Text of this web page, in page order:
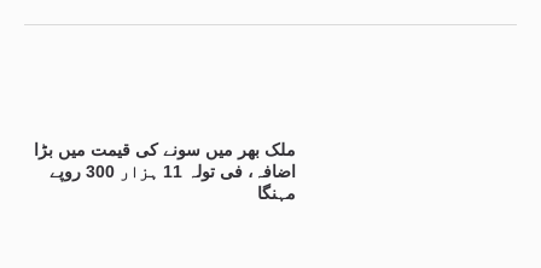
ملک بھر میں سونے کی قیمت میں بڑا
اضافہ، فی تولہ 11 ہزار 300 روپے
مہنگا